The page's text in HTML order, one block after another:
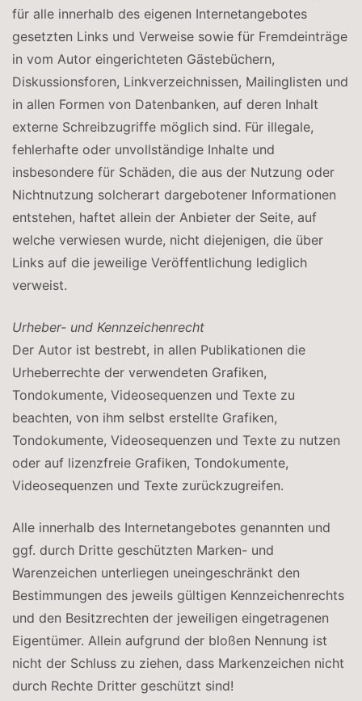
für alle innerhalb des eigenen Internetangebotes
gesetzten Links und Verweise sowie für Fremdeinträge
in vom Autor eingerichteten Gästebüchern,
Diskussionsforen, Linkverzeichnissen, Mailinglisten und
in allen Formen von Datenbanken, auf deren Inhalt
externe Schreibzugriffe möglich sind. Für illegale,
fehlerhafte oder unvollständige Inhalte und
insbesondere für Schäden, die aus der Nutzung oder
Nichtnutzung solcherart dargebotener Informationen
entstehen, haftet allein der Anbieter der Seite, auf
welche verwiesen wurde, nicht diejenigen, die über
Links auf die jeweilige Veröffentlichung lediglich
verweist.
Urheber- und Kennzeichenrecht
Der Autor ist bestrebt, in allen Publikationen die
Urheberrechte der verwendeten Grafiken,
Tondokumente, Videosequenzen und Texte zu
beachten, von ihm selbst erstellte Grafiken,
Tondokumente, Videosequenzen und Texte zu nutzen
oder auf lizenzfreie Grafiken, Tondokumente,
Videosequenzen und Texte zurückzugreifen.
Alle innerhalb des Internetangebotes genannten und
ggf. durch Dritte geschützten Marken- und
Warenzeichen unterliegen uneingeschränkt den
Bestimmungen des jeweils gültigen Kennzeichenrechts
und den Besitzrechten der jeweiligen eingetragenen
Eigentümer. Allein aufgrund der bloßen Nennung ist
nicht der Schluss zu ziehen, dass Markenzeichen nicht
durch Rechte Dritter geschützt sind!